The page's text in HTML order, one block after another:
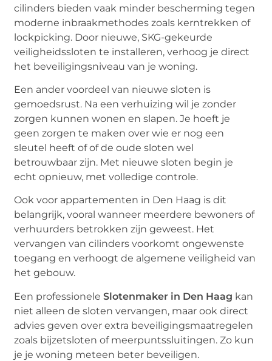
cilinders bieden vaak minder bescherming tegen
moderne inbraakmethodes zoals kerntrekken of
lockpicking. Door nieuwe, SKG-gekeurde
veiligheidssloten te installeren, verhoog je direct
het beveiligingsniveau van je woning.
Een ander voordeel van nieuwe sloten is
gemoedsrust. Na een verhuizing wil je zonder
zorgen kunnen wonen en slapen. Je hoeft je
geen zorgen te maken over wie er nog een
sleutel heeft of of de oude sloten wel
betrouwbaar zijn. Met nieuwe sloten begin je
echt opnieuw, met volledige controle.
Ook voor appartementen in Den Haag is dit
belangrijk, vooral wanneer meerdere bewoners of
verhuurders betrokken zijn geweest. Het
vervangen van cilinders voorkomt ongewenste
toegang en verhoogt de algemene veiligheid van
het gebouw.
Een professioneleSlotenmaker in Den Haag kan
niet alleen de sloten vervangen, maar ook direct
advies geven over extra beveiligingsmaatregelen
zoals bijzetsloten of meerpuntssluitingen. Zo kun
je je woning meteen beter beveiligen.